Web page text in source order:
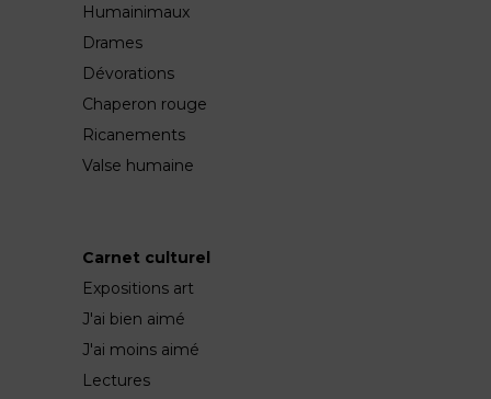
Humainimaux
Drames
Dévorations
Chaperon rouge
Ricanements
Valse humaine
Carnet culturel
Expositions art
J'ai bien aimé
J'ai moins aimé
Lectures